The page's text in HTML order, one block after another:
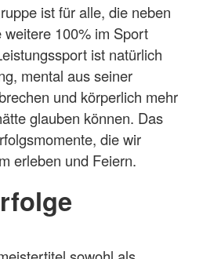
ist für alle, die neben
weitere 100% im Sport
ist natürlich
mental aus seiner
und körperlich mehr
glauben können. Das
die wir
erleben und Feiern.